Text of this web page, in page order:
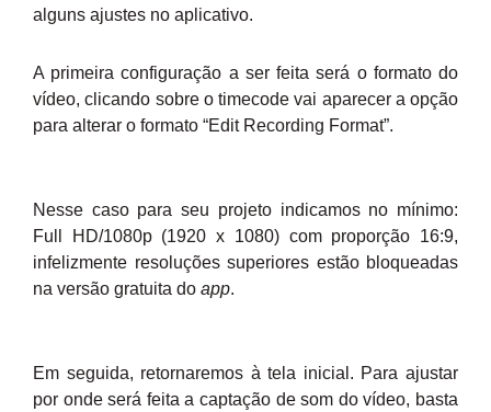
alguns ajustes no aplicativo.
A primeira configuração a ser feita será o formato do
vídeo, clicando sobre o timecode vai aparecer a opção
para alterar o formato “Edit Recording Format”.
Nesse caso para seu projeto indicamos no mínimo:
Full HD/1080p (1920 x 1080) com proporção 16:9,
infelizmente resoluções superiores estão bloqueadas
na versão gratuita do app.
Em seguida, retornaremos à tela inicial. Para ajustar
por onde será feita a captação de som do vídeo, basta